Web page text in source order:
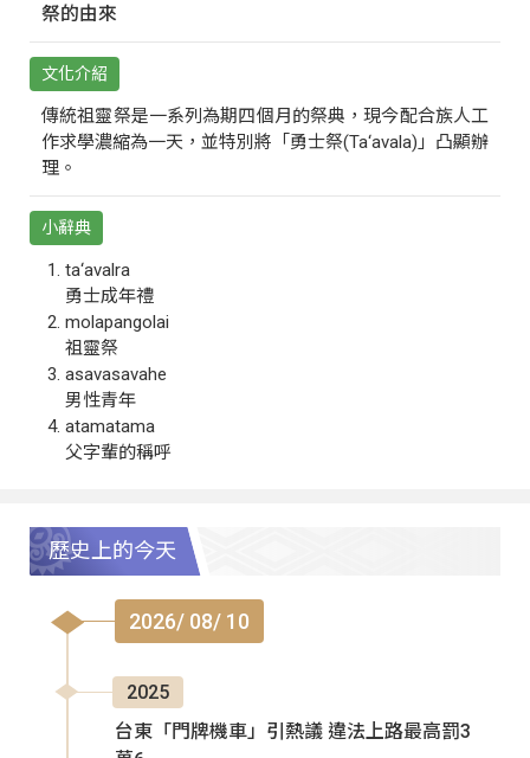
祭的由來
文化介紹
傳統祖靈祭是一系列為期四個月的祭典，現今配合族人工
作求學濃縮為一天，並特別將「勇士祭(Ta‘avala)」凸顯辦
理。
小辭典
ta‘avalra
勇士成年禮
molapangolai
祖靈祭
asavasavahe
男性青年
atamatama
父字輩的稱呼
歷史上的今天
2026/ 08/ 10
2025
台東「門牌機車」引熱議 違法上路最高罰3